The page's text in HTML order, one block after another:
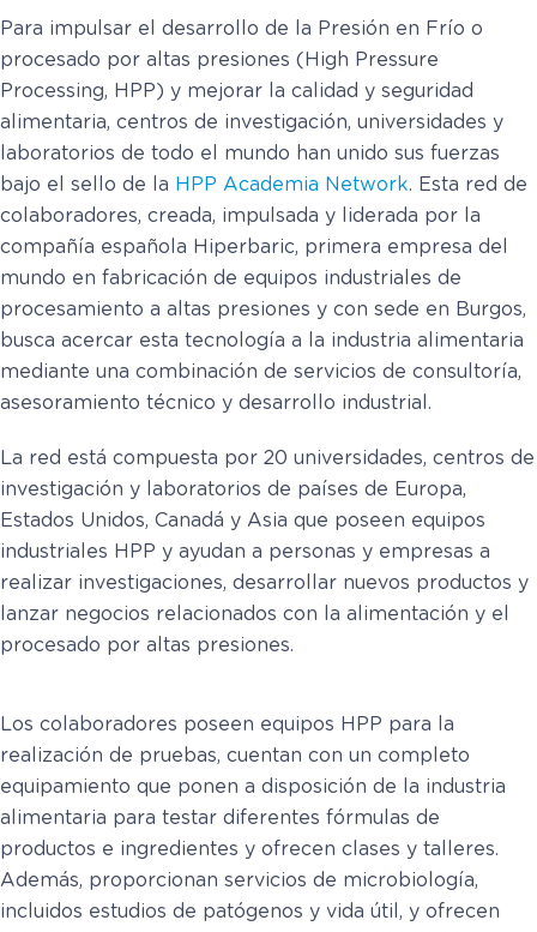
Para impulsar el desarrollo de la Presión en Frío o
procesado por altas presiones (High Pressure
Processing, HPP) y mejorar la calidad y seguridad
alimentaria, centros de investigación, universidades y
laboratorios de todo el mundo han unido sus fuerzas
bajo el sello de la HPP Academia Network. Esta red de
colaboradores, creada, impulsada y liderada por la
compañía española Hiperbaric, primera empresa del
mundo en fabricación de equipos industriales de
procesamiento a altas presiones y con sede en Burgos,
busca acercar esta tecnología a la industria alimentaria
mediante una combinación de servicios de consultoría,
asesoramiento técnico y desarrollo industrial.
La red está compuesta por 20 universidades, centros de
investigación y laboratorios de países de Europa,
Estados Unidos, Canadá y Asia que poseen equipos
industriales HPP y ayudan a personas y empresas a
realizar investigaciones, desarrollar nuevos productos y
lanzar negocios relacionados con la alimentación y el
procesado por altas presiones.
Los colaboradores poseen equipos HPP para la
realización de pruebas, cuentan con un completo
equipamiento que ponen a disposición de la industria
alimentaria para testar diferentes fórmulas de
productos e ingredientes y ofrecen clases y talleres.
Además, proporcionan servicios de microbiología,
incluidos estudios de patógenos y vida útil, y ofrecen